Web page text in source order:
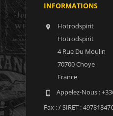
INFORMATIONS

Hotrodspirit
Hotrodspirit
4 Rue Du Moulin
70700 Choye
France
 Appelez-Nous :
Fax :/ SIRET :